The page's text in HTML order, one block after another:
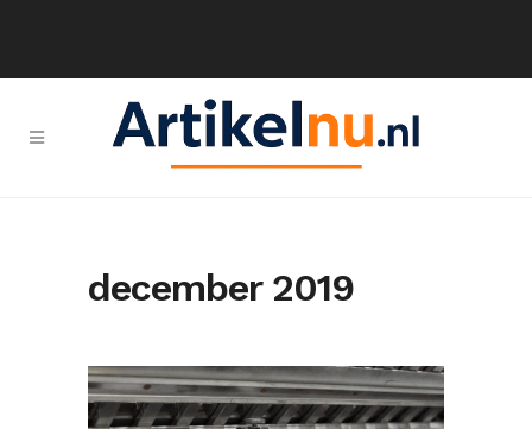
december 2019